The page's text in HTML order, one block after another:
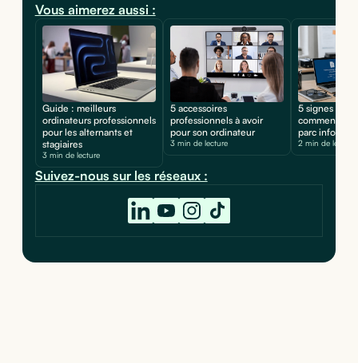
Vous aimerez aussi :
Guide : meilleurs
ordinateurs professionnels
pour les alternants et
stagiaires
3 min de lecture
5 accessoires
professionnels à avoir
pour son ordinateur
3 min de lecture
5 signes
comment
parc
2 min de lecture
Suivez-nous sur les réseaux :